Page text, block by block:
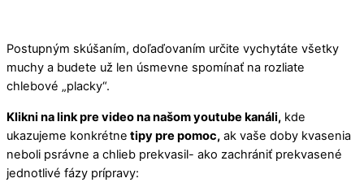
Postupným skúšaním, doľaďovaním určite vychytáte všetky
muchy a budete už len úsmevne spomínať na rozliate
chlebové „placky“.
Klikni na link pre video na našom youtube kanáli, kde
ukazujeme konkrétne tipy pre pomoc, ak vaše doby kvasenia
neboli psrávne a chlieb prekvasil- ako zachrániť prekvasené
jednotlivé fázy prípravy: